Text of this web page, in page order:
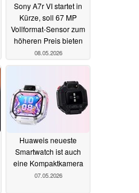
Sony A7r VI startet in
Kürze, soll 67 MP
Vollformat-Sensor zum
höheren Preis bieten
08.05.2026
Huaweis neueste
Smartwatch ist auch
eine Kompaktkamera
07.05.2026